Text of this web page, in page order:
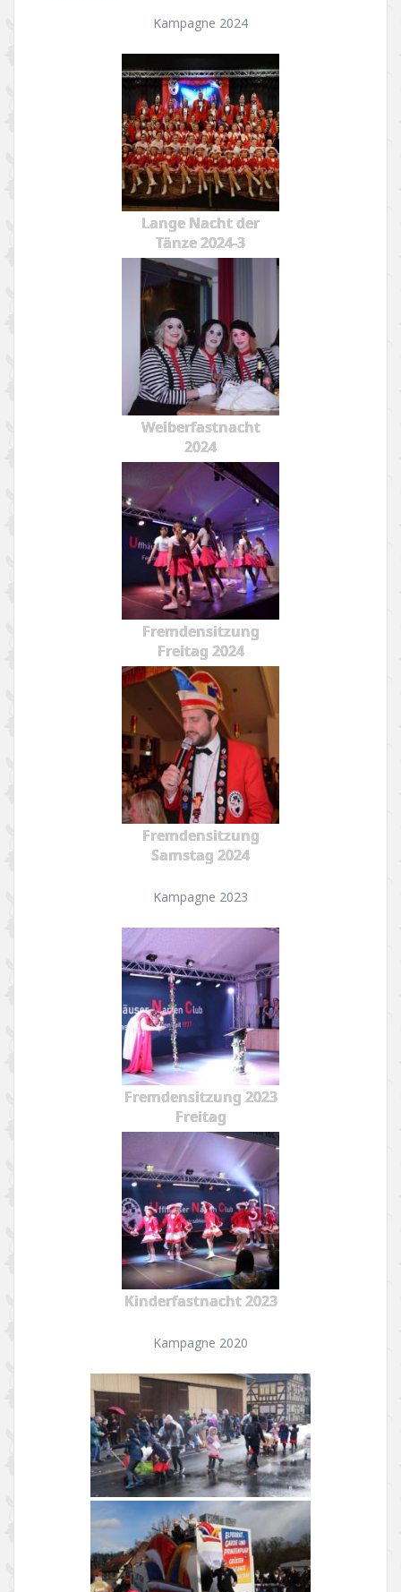
Kampagne 2024
Lange Nacht der
Tänze 2024-3
Weiberfastnacht
2024
Fremdensitzung
Freitag 2024
Fremdensitzung
Samstag 2024
Kampagne 2023
Fremdensitzung 2023
Freitag
Kinderfastnacht 2023
Kampagne 2020